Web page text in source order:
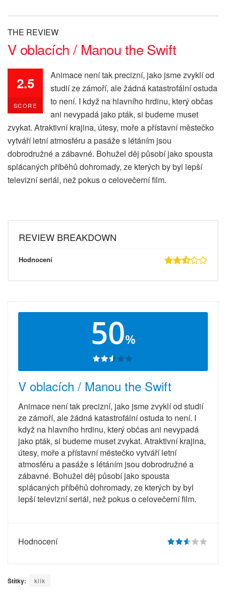
THE REVIEW
V oblacích / Manou the Swift
2.5
SCORE
Animace není tak precizní, jako jsme zvyklí od
studií ze zámoří, ale žádná katastrofální ostuda
to není. I když na hlavního hrdinu, který občas
ani nevypadá jako pták, si budeme muset
zvykat. Atraktivní krajina, útesy, moře a přístavní městečko
vytváří letní atmosféru a pasáže s létáním jsou
dobrodružné a zábavné. Bohužel děj působí jako spousta
splácaných příběhů dohromady, ze kterých by byl lepší
televizní seriál, než pokus o celovečerní film.
REVIEW BREAKDOWN
Hodnocení
50%
V oblacích / Manou the Swift
Animace není tak precizní, jako jsme zvyklí od studií
ze zámoří, ale žádná katastrofální ostuda to není. I
když na hlavního hrdinu, který občas ani nevypadá
jako pták, si budeme muset zvykat. Atraktivní krajina,
útesy, moře a přístavní městečko vytváří letní
atmosféru a pasáže s létáním jsou dobrodružné a
zábavné. Bohužel děj působí jako spousta
splácaných příběhů dohromady, ze kterých by byl
lepší televizní seriál, než pokus o celovečerní film.
Hodnocení
Štítky: klik